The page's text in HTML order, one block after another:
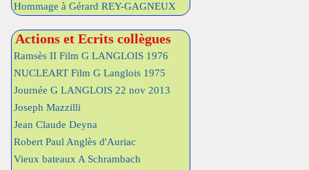
Hommage à Gérard REY-GAGNEUX
Actions et Ecrits collègues
Ramsès II Film G LANGLOIS 1976
NUCLEART Film G Langlois 1975
Journée G LANGLOIS 22 nov 2013
Joseph Mazzilli
Jean Claude Deyna
Robert Paul Anglès d'Auriac
Vieux bateaux A Schrambach